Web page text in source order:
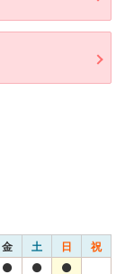
金 土 日 祝